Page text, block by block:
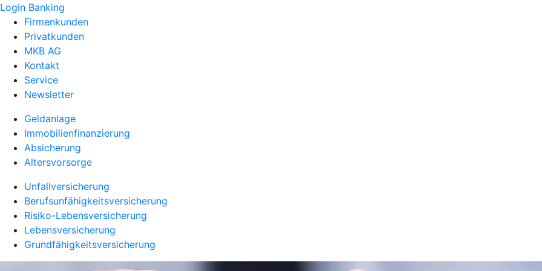
Login Banking
Firmenkunden
Privatkunden
MKB AG
Kontakt
Service
Newsletter
Geldanlage
Immobilienfinanzierung
Absicherung
Altersvorsorge
Unfallversicherung
Berufsunfähigkeitsversicherung
Risiko-Lebensversicherung
Lebensversicherung
Grundfähigkeitsversicherung